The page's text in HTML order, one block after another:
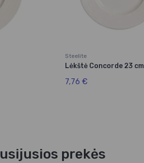
Steelite
Lėkštė Concorde 23 cm
7,76 €
prekės